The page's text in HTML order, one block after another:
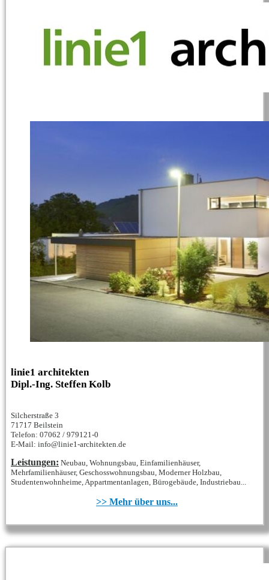
linie1 architekten
Dipl.-Ing. Steffen Kolb
Silcherstraße 3
71717 Beilstein
Telefon: 07062 / 979121-0
E-Mail: info@linie1-architekten.de
Leistungen: Neubau, Wohnungsbau, Einfamilienhäuser,
Mehrfamilienhäuser, Geschosswohnungsbau, Moderner Holzbau,
Studentenwohnheime, Appartmentanlagen, Bürogebäude, Industriebau...
>> Mehr über uns...